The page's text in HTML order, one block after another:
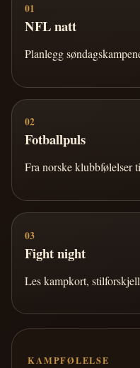
01
NFL natt
Planlegg
02
Fotballpuls
Fra norske klubbfølelser
03
Fight night
Les kampkort,
KAMPFØLELSE